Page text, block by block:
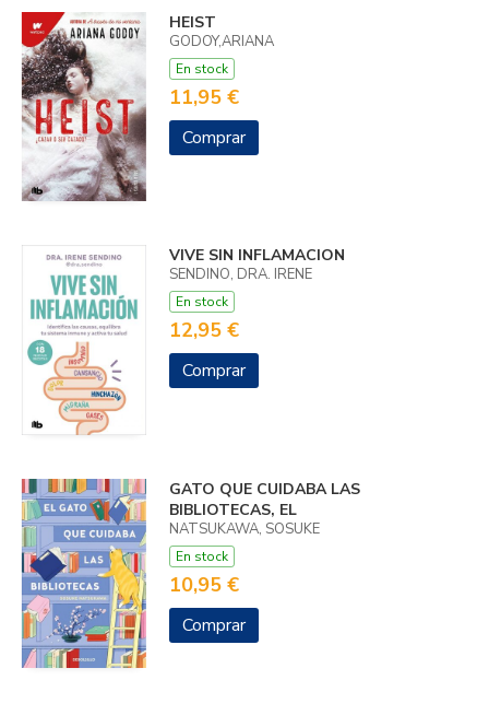
HEIST
GODOY,ARIANA
En stock
11,95 €
Comprar
VIVE SIN INFLAMACION
SENDINO, DRA. IRENE
En stock
12,95 €
Comprar
GATO QUE CUIDABA LAS
BIBLIOTECAS, EL
NATSUKAWA, SOSUKE
En stock
10,95 €
Comprar